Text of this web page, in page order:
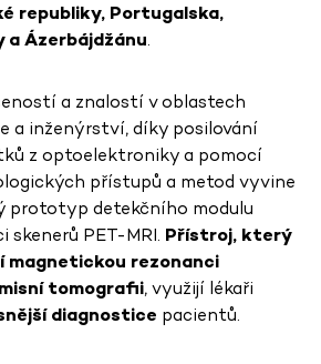
republiky, Portugalska,
a Ázerbájdžánu.
a znalostí v oblastech
a inženýrství, díky posilování
z optoelektroniky a pomocí
přístupů a metod vyvine
prototyp detekčního modulu
skenerů PET-MRI. Přístroj, který
magnetickou rezonanci
tomografii, využijí lékaři
diagnostice pacientů.